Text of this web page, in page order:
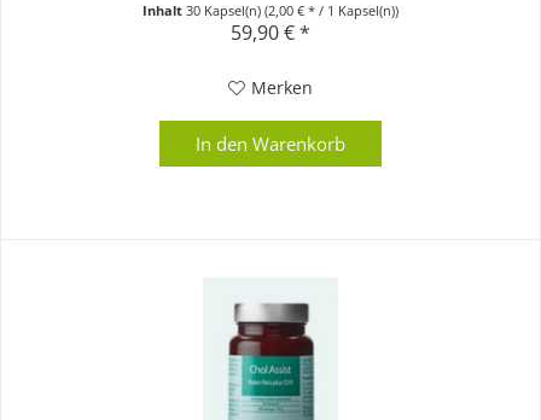
Inhalt30 Kapsel(n)(2,00 € * / 1 Kapsel(n))
59,90 € *
Merken
In den Warenkorb